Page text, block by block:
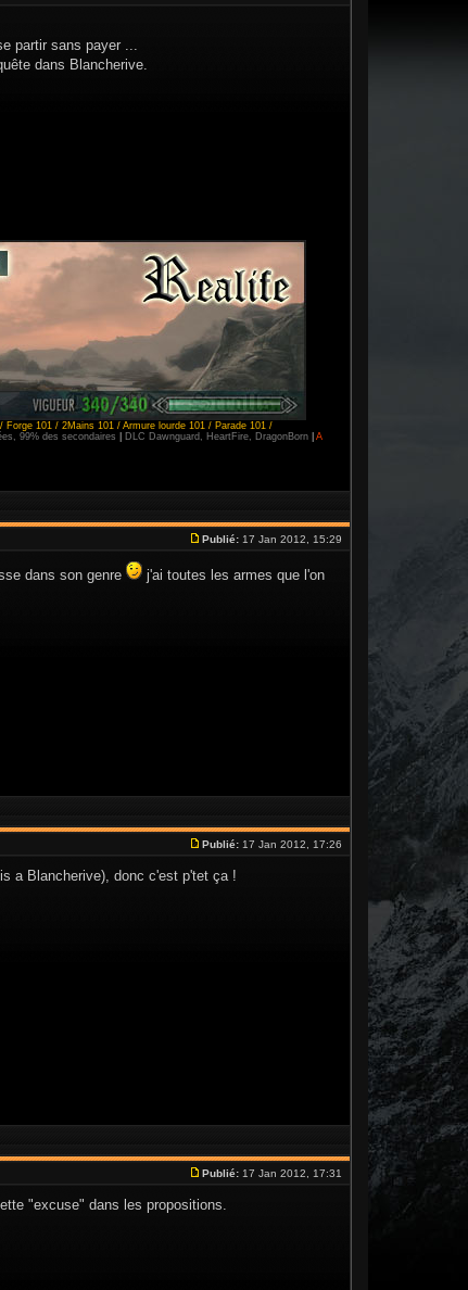
partir sans payer ...
dans Blancherive.
Forge 101 / 2Mains 101 / Armure lourde 101 / Parade 101 /
99% des secondaires DLC Dawnguard, HeartFire, DragonBorn
A
Publié: 17 Jan 2012, 15:29
dans son genre
j'ai toutes les armes que l'on
Publié: 17 Jan 2012, 17:26
a Blancherive), donc c'est p'tet ça !
Publié: 17 Jan 2012, 17:31
"excuse" dans les propositions.